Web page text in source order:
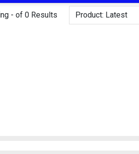
- of 0 Results